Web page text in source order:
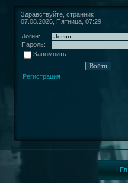
Здравствуйте, странник
07.08.2026, Пятница, 07:29
Логин:
Пароль:
Запомнить
Регистрация